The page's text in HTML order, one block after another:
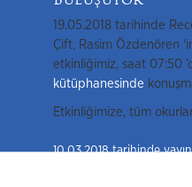
19.05.2018 tarihinde
Çift, Rasim Özdenören
etkinliğimiz, saat 07:50
kütüphanesinde
Etkinliğimize, tüm
10.03.2018 tarihinde